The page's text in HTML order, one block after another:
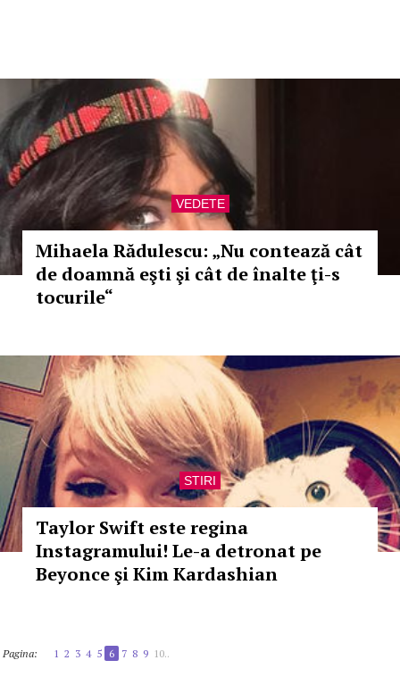
VEDETE
Mihaela Rădulescu: „Nu contează cât
de doamnă eşti şi cât de înalte ţi-s
tocurile“
STIRI
Taylor Swift este regina
Instagramului! Le-a detronat pe
Beyonce şi Kim Kardashian
Pagina: 1 2 3 4 5 6 7 8 9 10..